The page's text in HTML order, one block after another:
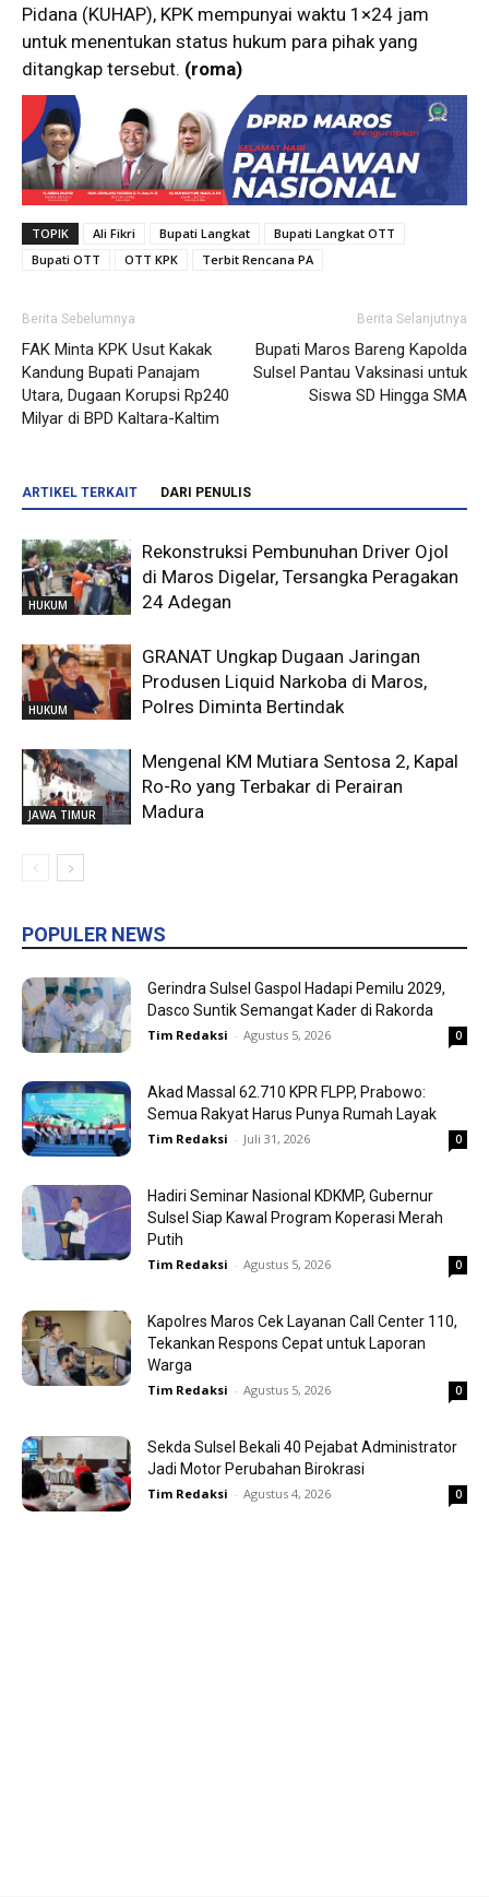
Pidana (KUHAP), KPK mempunyai waktu 1×24 jam
untuk menentukan status hukum para pihak yang
ditangkap tersebut. (roma)
TOPIK Ali Fikri Bupati Langkat
Bupati Langkat OTT
Bupati OTT
OTT KPK Terbit Rencana PA
Berita Sebelumnya
FAK Minta KPK Usut Kakak
Kandung Bupati Panajam
Utara, Dugaan Korupsi Rp240
Milyar di BPD Kaltara-Kaltim
Berita Selanjutnya
Bupati Maros Bareng Kapolda
Sulsel Pantau Vaksinasi untuk
Siswa SD Hingga SMA
ARTIKEL TERKAIT DARI PENULIS
HUKUM
Rekonstruksi Pembunuhan Driver Ojol
di Maros Digelar, Tersangka Peragakan
24 Adegan
HUKUM
GRANAT Ungkap Dugaan Jaringan
Produsen Liquid Narkoba di Maros,
Polres Diminta Bertindak
JAWA TIMUR
Mengenal KM Mutiara Sentosa 2, Kapal
Ro-Ro yang Terbakar di Perairan
Madura
POPULER NEWS
Gerindra Sulsel Gaspol Hadapi Pemilu 2029,
Dasco Suntik Semangat Kader di Rakorda
Tim Redaksi - Agustus 5, 2026 0
Akad Massal 62.710 KPR FLPP, Prabowo:
Semua Rakyat Harus Punya Rumah Layak
Tim Redaksi - Juli 31, 2026 0
Hadiri Seminar Nasional KDKMP, Gubernur
Sulsel Siap Kawal Program Koperasi Merah
Putih
Tim Redaksi - Agustus 5, 2026 0
Kapolres Maros Cek Layanan Call Center 110,
Tekankan Respons Cepat untuk Laporan
Warga
Tim Redaksi - Agustus 5, 2026 0
Sekda Sulsel Bekali 40 Pejabat Administrator
Jadi Motor Perubahan Birokrasi
Tim Redaksi - Agustus 4, 2026 0